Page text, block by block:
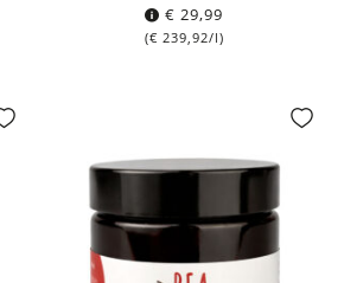
€ 29,99
(€ 239,92/l)